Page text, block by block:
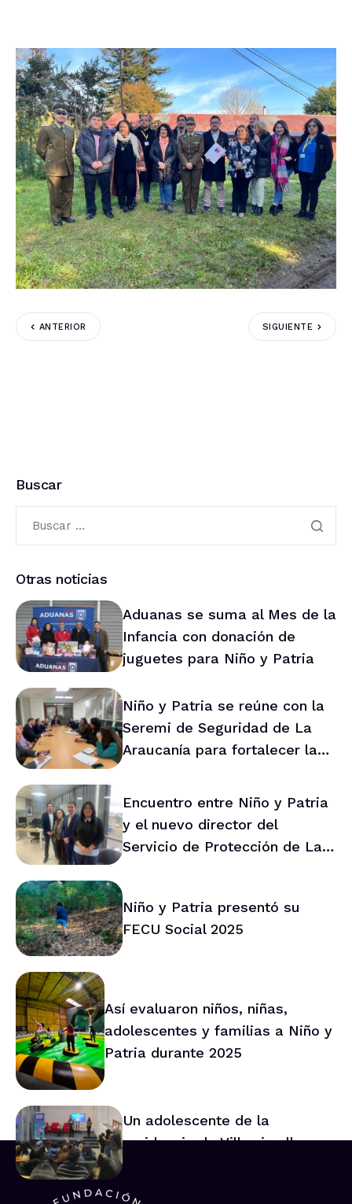
ANTERIOR SIGUIENTE
Buscar
Otras noticias
Aduanas se suma al Mes de la
Infancia con donación de
juguetes para Niño y Patria
Niño y Patria se reúne con la
Seremi de Seguridad de La
Araucanía para fortalecer la
Encuentro entre Niño y Patria
y el nuevo director del
Servicio de Protección de La
Niño y Patria presentó su
FECU Social 2025
Así evaluaron niños, niñas,
adolescentes y familias a Niño y
Patria durante 2025
Un adolescente de la
residencia de Villarrica lleva